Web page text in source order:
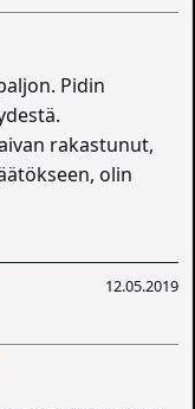
Pidin
rakastunut,
olin
12.05.2019